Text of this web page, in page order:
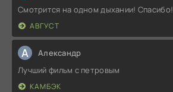
Смотрится на одном дыхании! Спасибо!
АВГУСТ
А Александр
Лучший фильм с петровым
КАМБЭК